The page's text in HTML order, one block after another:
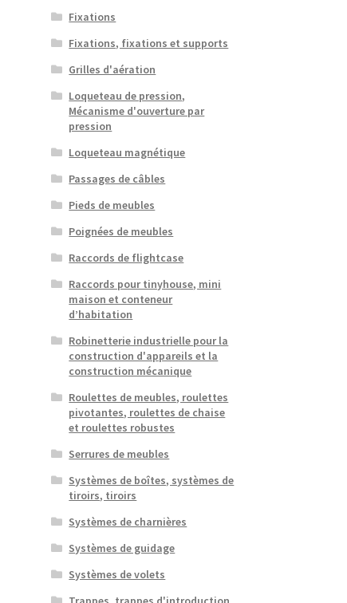
Fixations
Fixations, fixations et supports
Grilles d'aération
Loqueteau de pression,
Mécanisme d'ouverture par
pression
Loqueteau magnétique
Passages de câbles
Pieds de meubles
Poignées de meubles
Raccords de flightcase
Raccords pour tinyhouse, mini
maison et conteneur
d’habitation
Robinetterie industrielle pour la
construction d'appareils et la
construction mécanique
Roulettes de meubles, roulettes
pivotantes, roulettes de chaise
et roulettes robustes
Serrures de meubles
Systèmes de boîtes, systèmes de
tiroirs, tiroirs
Systèmes de charnières
Systèmes de guidage
Systèmes de volets